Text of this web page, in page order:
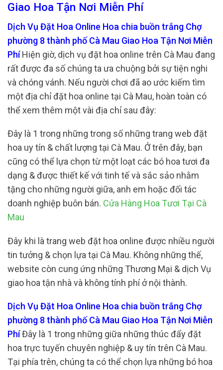
Giao Hoa Tận Nơi Miễn Phí
Dịch Vụ Đặt Hoa Online Hoa chia buồn trắng Chợ
phường 8 thành phố Cà Mau Giao Hoa Tận Nơi Miễn
PhíHiện giờ, dịch vụ đặt hoa online trên Cà Mau đang
rất được đa số chúng ta ưa chuộng bởi sự tiện nghi
và chóng vánh. Nếu người chơi đã ao ước kiếm tìm
một địa chỉ đặt hoa online tại Cà Mau, hoàn toàn có
thể xem thêm một vài địa chỉ sau đây:
Đây là 1 trong những trong số những trang web đặt
hoa uy tín & chất lượng tại Cà Mau. Ở trên đây, bạn
cũng có thể lựa chọn từ một loạt các bó hoa tươi đa
dạng & được thiết kế với tinh tế và sắc sảo nhằm
tặng cho những người giữa, anh em hoặc đối tác
doanh nghiệp buôn bán. Cửa Hàng Hoa Tươi Tại Cà
Mau
Đây khi là trang web đặt hoa online được nhiều người
tin tưởng & chọn lựa tại Cà Mau. Không những thế,
website còn cung ứng những Thương Mại & dịch Vụ
giao hoa tận nhà và không tính phí ở nội thành.
Dịch Vụ Đặt Hoa Online Hoa chia buồn trắng Chợ
phường 8 thành phố Cà Mau Giao Hoa Tận Nơi Miễn
PhíĐây là 1 trong những giữa những thúc đẩy đặt
hoa trực tuyến chuyên nghiệp & uy tín trên Cà Mau.
Tại phía trên, chúng ta có thể chọn lựa những bó hoa